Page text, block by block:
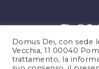
Domus Dei, con sede
Vecchia, 11 00040
trattamento, la